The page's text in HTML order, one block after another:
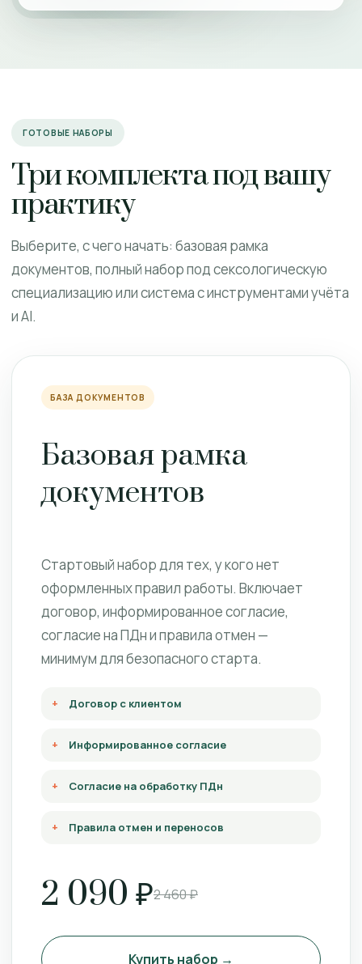
ГОТОВЫЕ НАБОРЫ
Три комплекта под вашу
практику
Выберите, с чего начать: базовая рамка
документов, полный набор под сексологическую
специализацию или система с инструментами учёта
и AI.
БАЗА ДОКУМЕНТОВ
Базовая рамка
документов
Стартовый набор для тех, у кого нет
оформленных правил работы. Включает
договор, информированное согласие,
согласие на ПДн и правила отмен —
минимум для безопасного старта.
Договор с клиентом
Информированное согласие
Согласие на обработку ПДн
Правила отмен и переносов
2 090 ₽2 460 ₽
Купить набор →